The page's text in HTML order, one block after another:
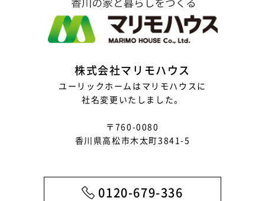
2025年6月
2025年5月
2025年3月
2025年2月
2025年1月
2024年11月
株式会社マリモハウス
ユーリックホームはマリモハウスに
社名変更いたしました。
〒760-0080
香川県高松市木太町3841-5
0120-679-336